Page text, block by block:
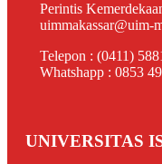
Perintis
Telepon : (0411)
Whatshapp : 0853
UNIVERSITAS